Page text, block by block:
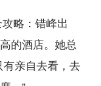
略：错峰出
的酒店。她总
有亲自去看，去